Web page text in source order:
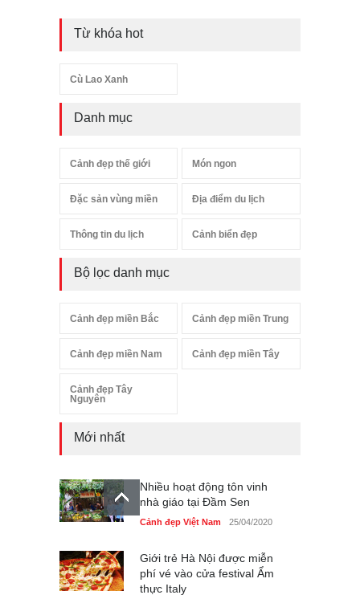
Từ khóa hot
Cù Lao Xanh
Danh mục
Cảnh đẹp thế giới Món ngon
Đặc sản vùng miền Địa điểm du lịch
Thông tin du lịch Cảnh biển đẹp
Bộ lọc danh mục
Cảnh đẹp miền Bắc Cảnh đẹp miền Trung
Cảnh đẹp miền Nam Cảnh đẹp miền Tây
Cảnh đẹp Tây
Nguyên
Mới nhất
Nhiều hoạt động tôn vinh
nhà giáo tại Đầm Sen
Cảnh đẹp Việt Nam 25/04/2020
Giới trẻ Hà Nội được miễn
phí vé vào cửa festival Ẩm
thực Italy